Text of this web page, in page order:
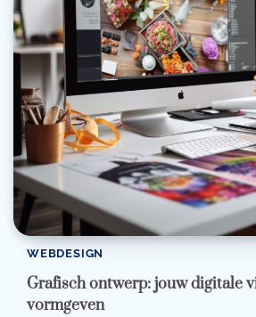
WEBDESIGN
Grafisch ontwerp: jouw digitale
vormgeven